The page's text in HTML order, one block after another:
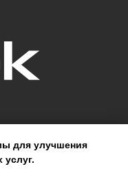
для улучшения
услуг.